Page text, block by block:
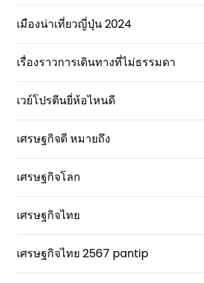
เมืองน่าเที่ยวญี่ปุ่น 2024
เรื่องราวการเดินทางที่ไม่ธรรมดา
เวย์โปรตีนยี่ห้อไหนดี
เศรษฐกิจดี หมายถึง
เศรษฐกิจโลก
เศรษฐกิจไทย
เศรษฐกิจไทย 2567 pantip